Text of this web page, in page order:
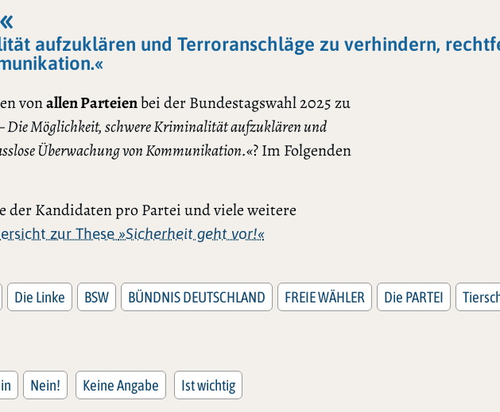
aufzuklären und Terroranschläge zu verhindern,
vonallen Parteienbei der Bundestagswahl 2025 zu
Die Möglichkeit, schwere Kriminalität aufzuklären und
Überwachung von Kommunikation.«? Im Folgenden
Kandidaten pro Partei und viele weitere
zur These »Sicherheit geht vor!«
Die Linke BSW BÜNDNIS DEUTSCHLAND FREIE WÄHLER Die PARTEI
Nein! Keine Angabe Ist wichtig